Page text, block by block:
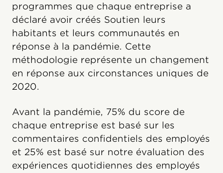
programmes que chaque entreprise a
déclaré avoir créés Soutien leurs
habitants et leurs communautés en
réponse à la pandémie. Cette
méthodologie représente un changement
en réponse aux circonstances uniques de
2020.
Avant la pandémie, 75% du score de
chaque entreprise est basé sur les
commentaires confidentiels des employés
et 25% est basé sur notre évaluation des
expériences quotidiennes des employés